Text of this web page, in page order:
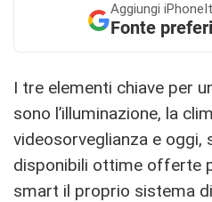
Aggiungi
Fonte
I tre elementi chiave per
sono l’illuminazione, la
videosorveglianza e oggi,
disponibili ottime offerte
smart il proprio sistema